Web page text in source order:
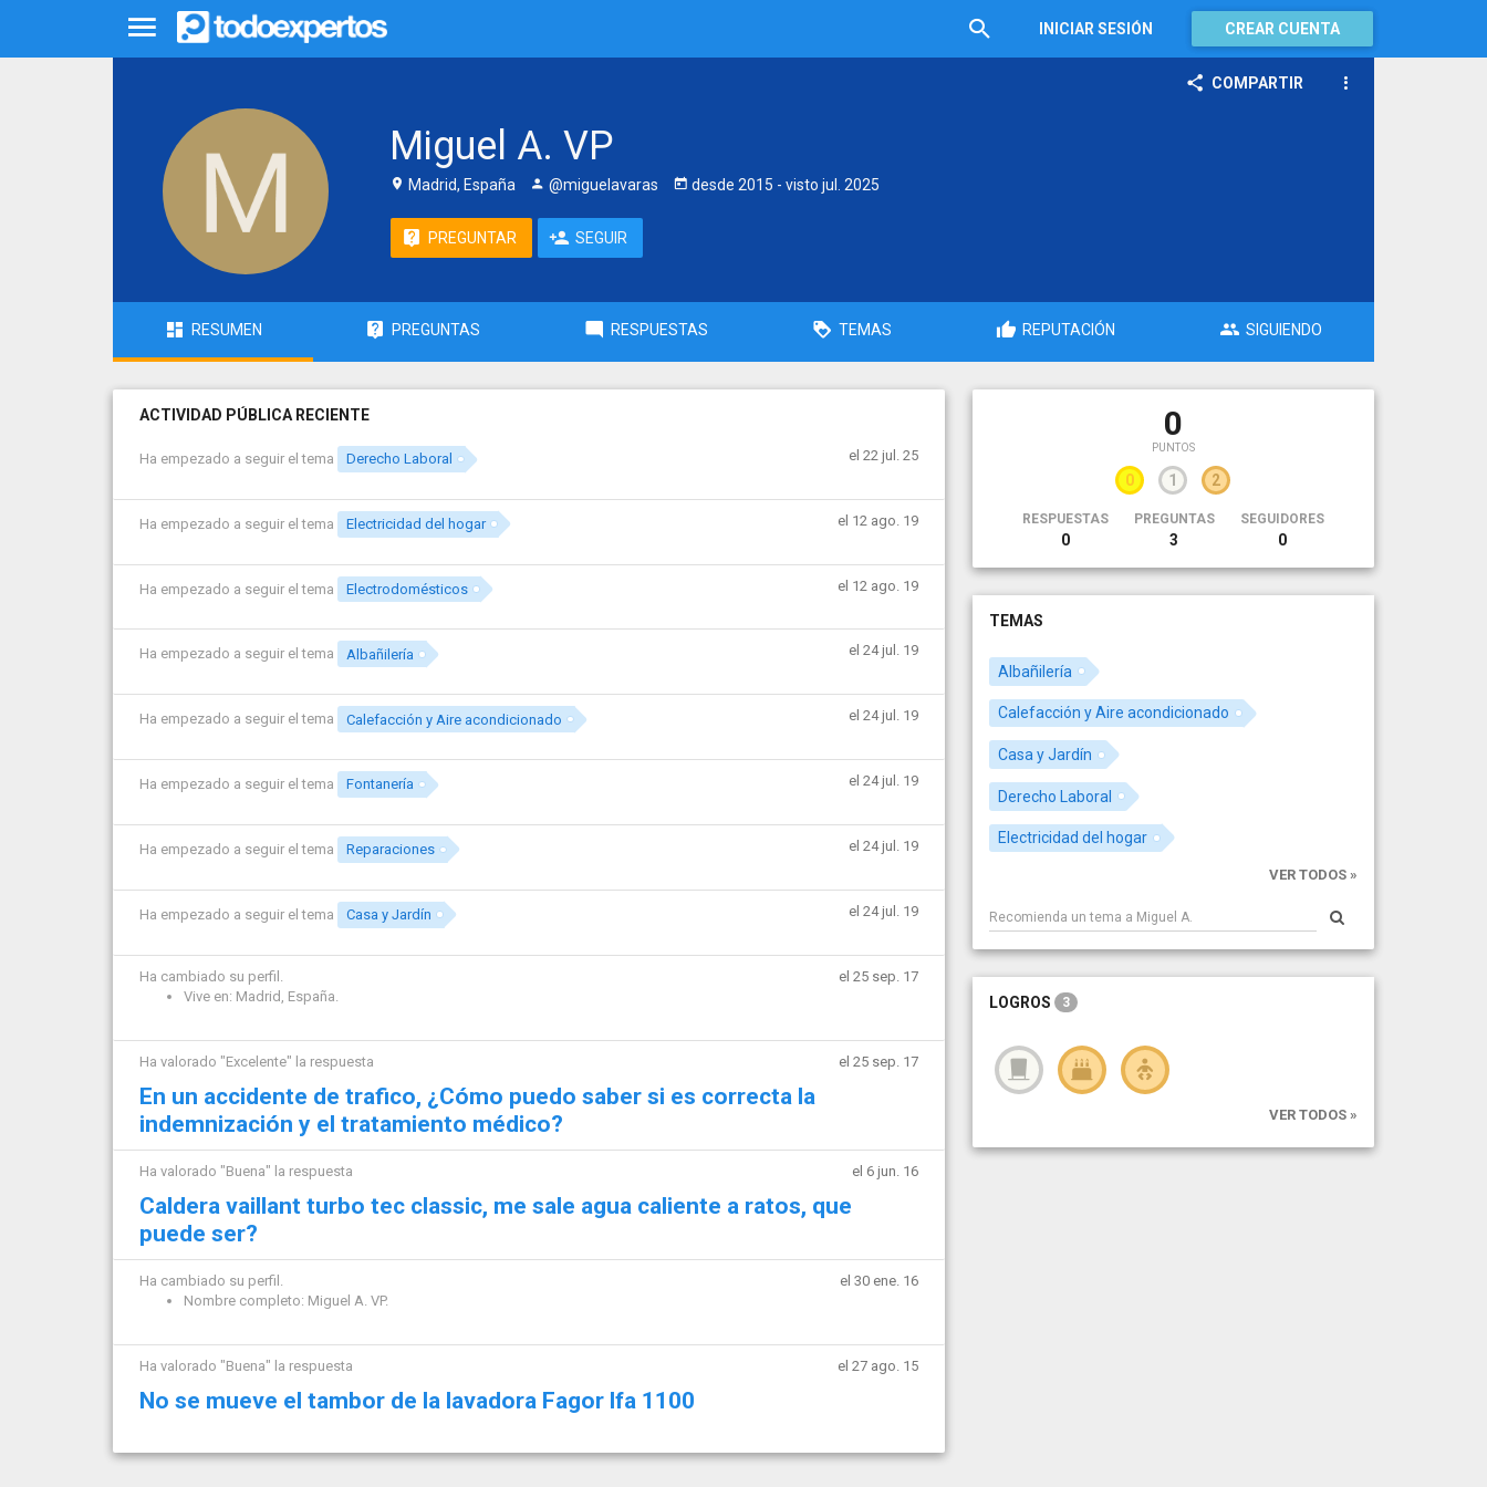
INICIAR SESIÓN CREAR CUENTA
COMPARTIR
Miguel A. VP
Madrid, España @miguelavaras desde 2015 - visto jul. 2025
PREGUNTAR SEGUIR
RESUMEN PREGUNTAS RESPUESTAS TEMAS REPUTACIÓN SIGUIENDO
ACTIVIDAD PÚBLICA RECIENTE
Ha empezado a seguir el tema Derecho Laboral el 22 jul. 25
Ha empezado a seguir el tema Electricidad del hogar el 12 ago. 19
Ha empezado a seguir el tema Electrodomésticos el 12 ago. 19
Ha empezado a seguir el tema Albañilería el 24 jul. 19
Ha empezado a seguir el tema Calefacción y Aire acondicionado el 24 jul. 19
Ha empezado a seguir el tema Fontanería el 24 jul. 19
Ha empezado a seguir el tema Reparaciones el 24 jul. 19
Ha empezado a seguir el tema Casa y Jardín el 24 jul. 19
Ha cambiado su perfil.
Vive en: Madrid, España.
el 25 sep. 17
Ha valorado "Excelente" la respuesta el 25 sep. 17
En un accidente de trafico, ¿Cómo puedo saber si es correcta la
indemnización y el tratamiento médico?
Ha valorado "Buena" la respuesta el 6 jun. 16
Caldera vaillant turbo tec classic, me sale agua caliente a ratos, que
puede ser?
Ha cambiado su perfil.
Nombre completo: Miguel A. VP.
el 30 ene. 16
Ha valorado "Buena" la respuesta el 27 ago. 15
No se mueve el tambor de la lavadora Fagor lfa 1100
0
PUNTOS
0 1 2
RESPUESTAS
0
PREGUNTAS
3
SEGUIDORES
0
TEMAS
Albañilería
Calefacción y Aire acondicionado
Casa y Jardín
Derecho Laboral
Electricidad del hogar
VER TODOS »
LOGROS 3
VER TODOS »